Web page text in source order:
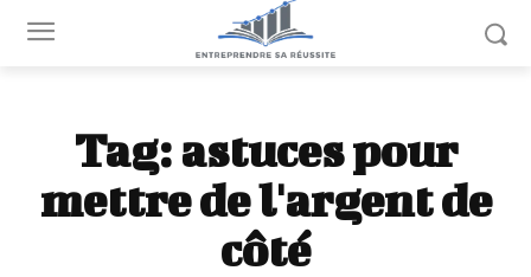
Tag: astuces pour
mettre de l'argent de
côté